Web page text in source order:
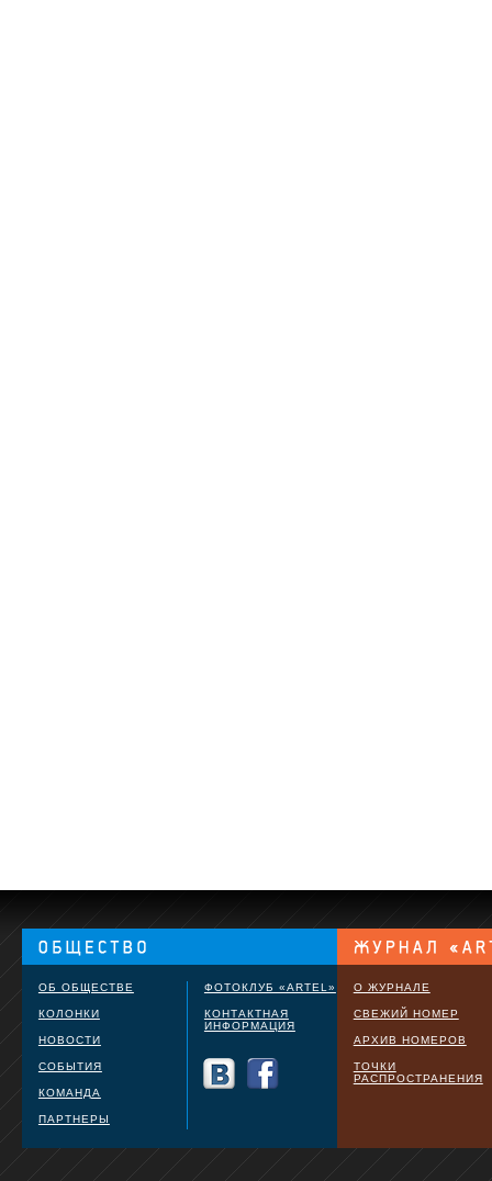
ОБ ОБЩЕСТВЕ
КОЛОНКИ
НОВОСТИ
СОБЫТИЯ
КОМАНДА
ПАРТНЕРЫ
ФОТОКЛУБ «ARTEL»
КОНТАКТНАЯ
ИНФОРМАЦИЯ
О ЖУРНАЛЕ
СВЕЖИЙ НОМЕР
АРХИВ НОМЕРОВ
ТОЧКИ
РАСПРОСТРАНЕНИЯ